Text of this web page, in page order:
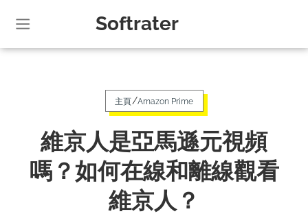
Softrater
主頁/Amazon Prime
維京人是亞馬遜元視頻
嗎？如何在線和離線觀看
維京人？